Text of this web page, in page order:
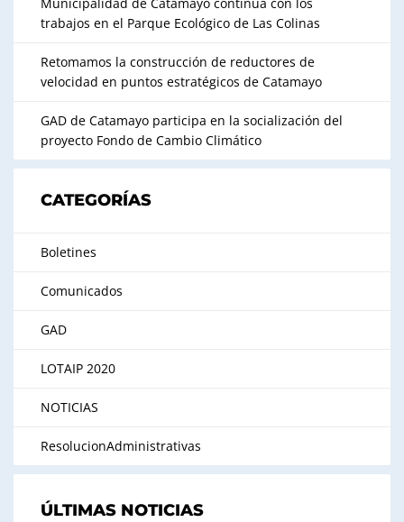
Municipalidad de Catamayo continúa con los
trabajos en el Parque Ecológico de Las Colinas
Retomamos la construcción de reductores de
velocidad en puntos estratégicos de Catamayo
GAD de Catamayo participa en la socialización del
proyecto Fondo de Cambio Climático
CATEGORÍAS
Boletines
Comunicados
GAD
LOTAIP 2020
NOTICIAS
ResolucionAdministrativas
ÚLTIMAS NOTICIAS